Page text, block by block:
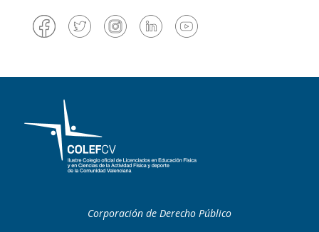
Corporación de Derecho Público